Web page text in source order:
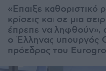
«Επαιξε καθοριστικό
κρίσεις και σε μια
έπρεπε να ληφθούν»,
ο Έλληνας υπουργός
πρόεδρος του